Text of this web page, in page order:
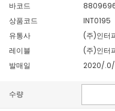
바코드
상품코드
INT0195
유통사
(주)인터
레이블
(주)인터
발매일
2020/.0/
수량